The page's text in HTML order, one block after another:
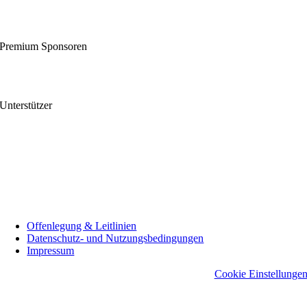
Premium Sponsoren
Unterstützer
Offenlegung & Leitlinien
Datenschutz- und Nutzungsbedingungen
Impressum
Cookie Einstellungen